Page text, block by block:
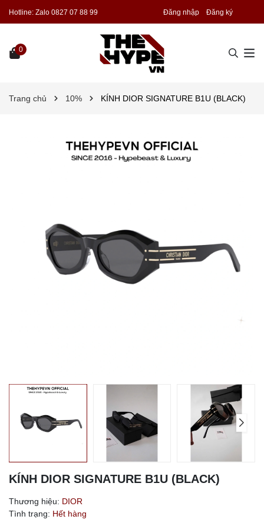
Hotline: Zalo 0827 07 88 99 Đăng nhập Đăng ký
0
Trang chủ 10% KÍNH DIOR SIGNATURE B1U (BLACK)
KÍNH DIOR SIGNATURE B1U (BLACK)
Thương hiệu: DIOR
Tình trạng: Hết hàng